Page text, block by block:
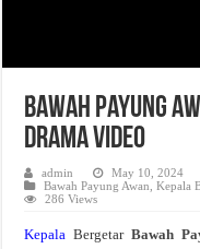
Bawah Payung
Drama Video
admin
May 10, 2024
Bawah Payung Awan ,Kepala
286 Views
Kepala BergetarBawah